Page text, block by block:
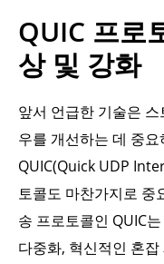
QUIC 프로
상 및 강화
앞서 언급한 기술은
우를 개선하는 데 중
QUIC(Quick UDP
토콜도 마찬가지로 중
송 프로토콜인 QUIC
다중화, 혁신적인 혼잡